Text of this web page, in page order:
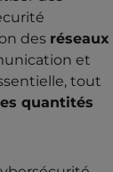
des réseaux
et
tout
quantités